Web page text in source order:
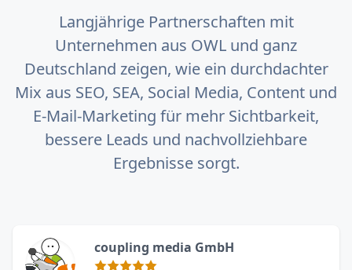
Langjährige Partnerschaften mit
Unternehmen aus OWL und ganz
Deutschland zeigen, wie ein durchdachter
Mix aus SEO, SEA, Social Media, Content und
E‑Mail-Marketing für mehr Sichtbarkeit,
bessere Leads und nachvollziehbare
Ergebnisse sorgt.
coupling media GmbH